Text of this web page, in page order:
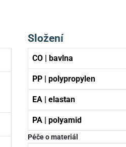
Složení
CO | bavlna
PP | polypropylen
EA | elastan
PA | polyamid
Péče o materiál